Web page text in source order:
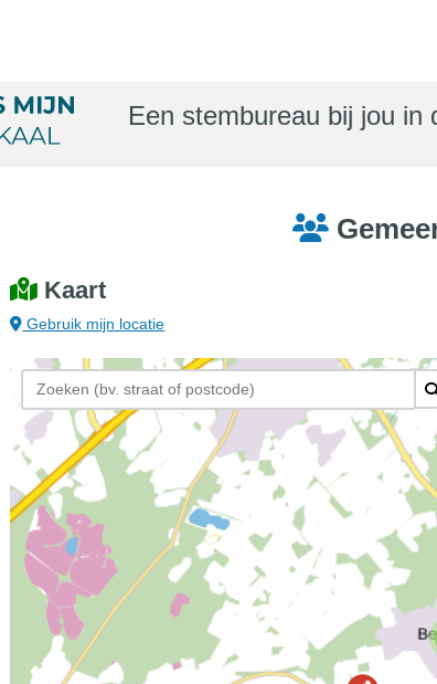
Een stembureau bij jou in
Kaart
Gebruik mijn locatie